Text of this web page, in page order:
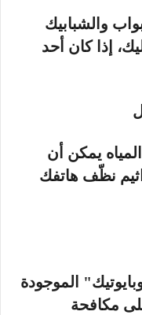
والشبابيك
إذا كان أحد
يمكن أن
نظّف هاتفك
الموجودة
مكافحة